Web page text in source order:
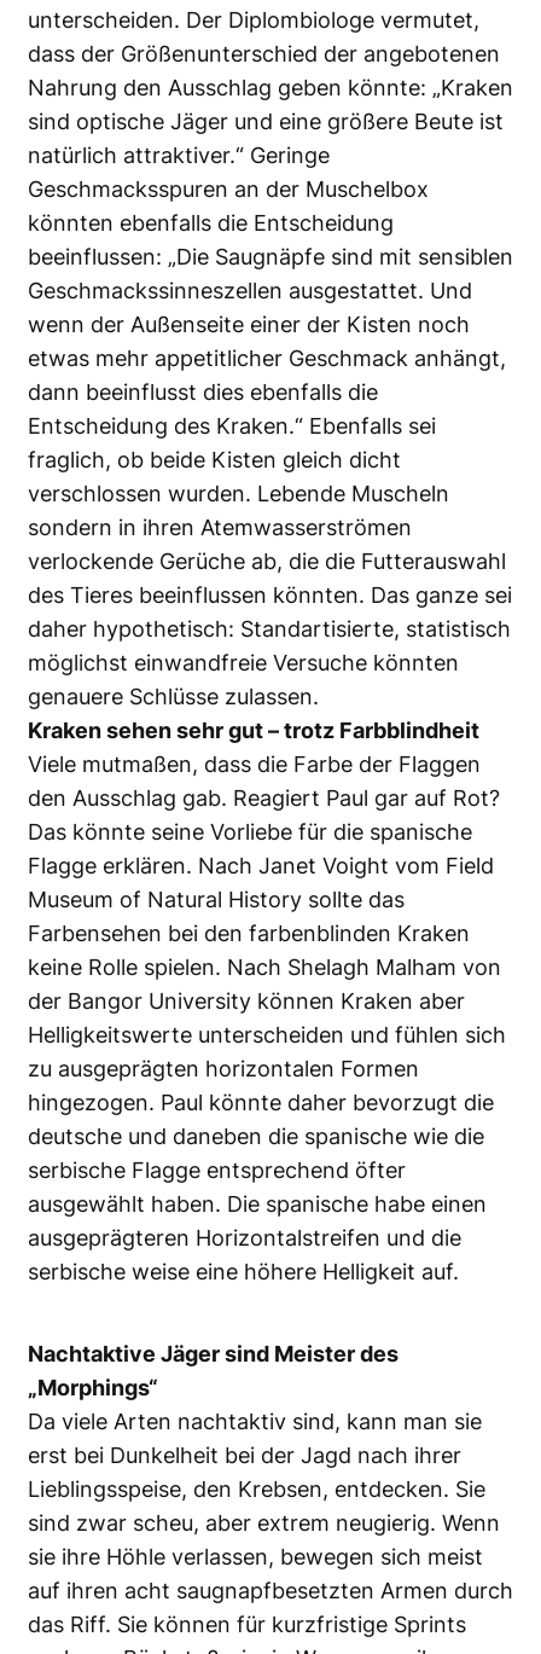
unterscheiden. Der Diplombiologe vermutet,
dass der Größenunterschied der angebotenen
Nahrung den Ausschlag geben könnte: „Kraken
sind optische Jäger und eine größere Beute ist
natürlich attraktiver.“ Geringe
Geschmacksspuren an der Muschelbox
könnten ebenfalls die Entscheidung
beeinflussen: „Die Saugnäpfe sind mit sensiblen
Geschmackssinneszellen ausgestattet. Und
wenn der Außenseite einer der Kisten noch
etwas mehr appetitlicher Geschmack anhängt,
dann beeinflusst dies ebenfalls die
Entscheidung des Kraken.“ Ebenfalls sei
fraglich, ob beide Kisten gleich dicht
verschlossen wurden. Lebende Muscheln
sondern in ihren Atemwasserströmen
verlockende Gerüche ab, die die Futterauswahl
des Tieres beeinflussen könnten. Das ganze sei
daher hypothetisch: Standartisierte, statistisch
möglichst einwandfreie Versuche könnten
genauere Schlüsse zulassen.
Kraken sehen sehr gut – trotz Farbblindheit
Viele mutmaßen, dass die Farbe der Flaggen
den Ausschlag gab. Reagiert Paul gar auf Rot?
Das könnte seine Vorliebe für die spanische
Flagge erklären. Nach Janet Voight vom Field
Museum of Natural History sollte das
Farbensehen bei den farbenblinden Kraken
keine Rolle spielen. Nach Shelagh Malham von
der Bangor University können Kraken aber
Helligkeitswerte unterscheiden und fühlen sich
zu ausgeprägten horizontalen Formen
hingezogen. Paul könnte daher bevorzugt die
deutsche und daneben die spanische wie die
serbische Flagge entsprechend öfter
ausgewählt haben. Die spanische habe einen
ausgeprägteren Horizontalstreifen und die
serbische weise eine höhere Helligkeit auf.
Nachtaktive Jäger sind Meister des
„Morphings“
Da viele Arten nachtaktiv sind, kann man sie
erst bei Dunkelheit bei der Jagd nach ihrer
Lieblingsspeise, den Krebsen, entdecken. Sie
sind zwar scheu, aber extrem neugierig. Wenn
sie ihre Höhle verlassen, bewegen sich meist
auf ihren acht saugnapfbesetzten Armen durch
das Riff. Sie können für kurzfristige Sprints